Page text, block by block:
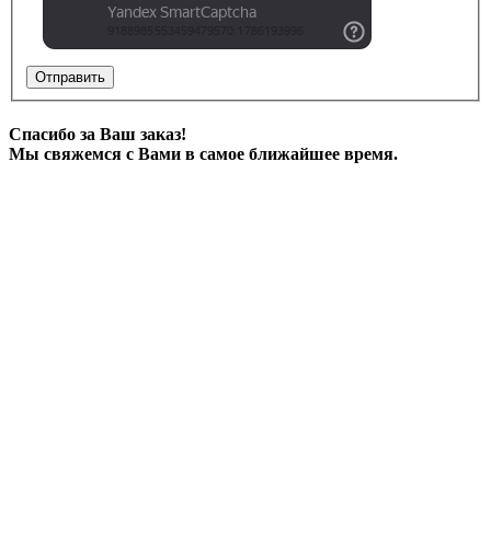
Отправить
Спасибо за Ваш заказ!
Мы свяжемся с Вами в самое ближайшее время.